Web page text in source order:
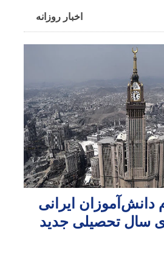
اخبار روزانه
دانش‌آموزان ایرانی
سال تحصیلی جدید